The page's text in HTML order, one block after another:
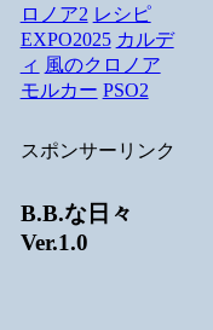
ロノア2 レシピ
EXPO2025 カルデ
ィ 風のクロノア
モルカー PSO2
スポンサーリンク
B.B.な日々
Ver.1.0